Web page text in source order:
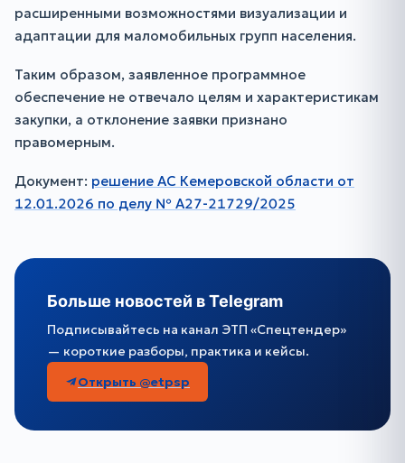
расширенными возможностями визуализации и
адаптации для маломобильных групп населения.
Таким образом, заявленное программное
обеспечение не отвечало целям и характеристикам
закупки, а отклонение заявки признано
правомерным.
Документ: решение АС Кемеровской области от
12.01.2026 по делу № А27-21729/2025
Больше новостей в Telegram
Подписывайтесь на канал ЭТП «Спецтендер»
— короткие разборы, практика и кейсы.
Открыть @etpsp